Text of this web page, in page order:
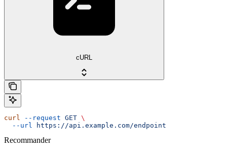
cURL
curl --request GET \
  --url
https://api.example.com/endpoint
Recommander